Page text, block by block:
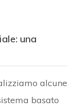
una
alcune
basato